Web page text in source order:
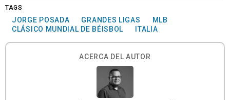
TAGS
JORGE POSADA GRANDES LIGAS
MLB
CLÁSICO MUNDIAL DE BÉISBOL
ITALIA
ACERCA DEL AUTOR